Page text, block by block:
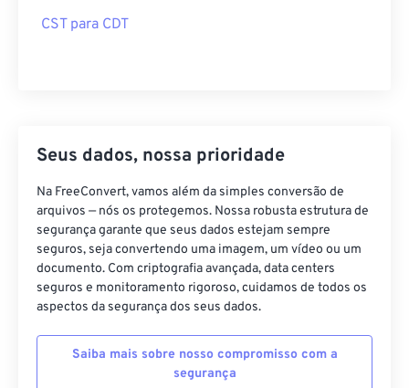
CST para CDT
Seus dados, nossa prioridade
Na FreeConvert, vamos além da simples conversão de
arquivos — nós os protegemos. Nossa robusta estrutura de
segurança garante que seus dados estejam sempre
seguros, seja convertendo uma imagem, um vídeo ou um
documento. Com criptografia avançada, data centers
seguros e monitoramento rigoroso, cuidamos de todos os
aspectos da segurança dos seus dados.
Saiba mais sobre nosso compromisso com a
segurança